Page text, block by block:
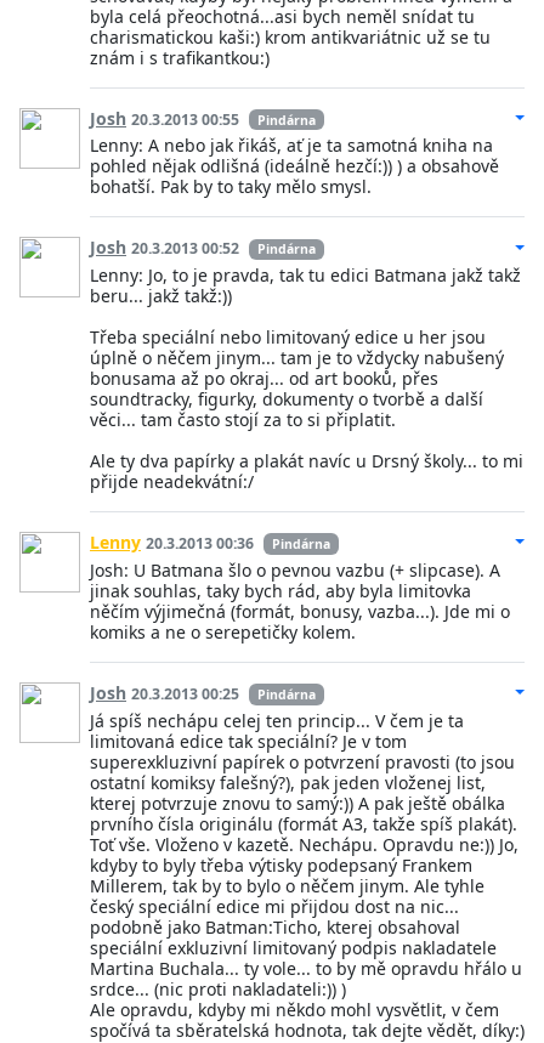
byla celá přeochotná...asi bych neměl snídat tu
charismatickou kaši:) krom antikvariátnic už se tu
znám i s trafikantkou:)
Josh 20.3.2013 00:55 Pindárna
Lenny: A nebo jak řikáš, ať je ta samotná kniha na
pohled nějak odlišná (ideálně hezčí:)) ) a obsahově
bohatší. Pak by to taky mělo smysl.
Josh 20.3.2013 00:52 Pindárna
Lenny: Jo, to je pravda, tak tu edici Batmana jakž takž
beru... jakž takž:))
Třeba speciální nebo limitovaný edice u her jsou
úplně o něčem jinym... tam je to vždycky nabušený
bonusama až po okraj... od art booků, přes
soundtracky, figurky, dokumenty o tvorbě a další
věci... tam často stojí za to si připlatit.
Ale ty dva papírky a plakát navíc u Drsný školy... to mi
přijde neadekvátní:/
Lenny 20.3.2013 00:36 Pindárna
Josh: U Batmana šlo o pevnou vazbu (+ slipcase). A
jinak souhlas, taky bych rád, aby byla limitovka
něčím výjimečná (formát, bonusy, vazba...). Jde mi o
komiks a ne o serepetičky kolem.
Josh 20.3.2013 00:25 Pindárna
Já spíš nechápu celej ten princip... V čem je ta
limitovaná edice tak speciální? Je v tom
superexkluzivní papírek o potvrzení pravosti (to jsou
ostatní komiksy falešný?), pak jeden vloženej list,
kterej potvrzuje znovu to samý:)) A pak ještě obálka
prvního čísla originálu (formát A3, takže spíš plakát).
Toť vše. Vloženo v kazetě. Nechápu. Opravdu ne:)) Jo,
kdyby to byly třeba výtisky podepsaný Frankem
Millerem, tak by to bylo o něčem jinym. Ale tyhle
český speciální edice mi přijdou dost na nic...
podobně jako Batman:Ticho, kterej obsahoval
speciální exkluzivní limitovaný podpis nakladatele
Martina Buchala... ty vole... to by mě opravdu hřálo u
srdce... (nic proti nakladateli:)) )
Ale opravdu, kdyby mi někdo mohl vysvětlit, v čem
spočívá ta sběratelská hodnota, tak dejte vědět, díky:)